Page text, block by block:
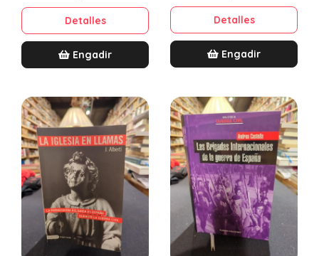
Detalles
Engadir
Detalles
Engadir